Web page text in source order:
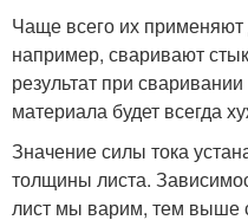
Чаще всего их
например, сваривают
результат при
материала будет всегда
Значение силы тока
толщины листа.
лист мы варим, тем выше